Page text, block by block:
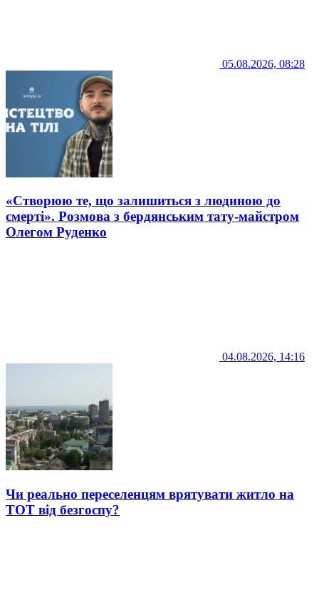
05.08.2026, 08:28
«Створюю те, що залишиться з людиною до
смерті». Розмова з бердянським тату-майстром
Олегом Руденко
04.08.2026, 14:16
Чи реально переселенцям врятувати житло на
ТОТ від безгоспу?